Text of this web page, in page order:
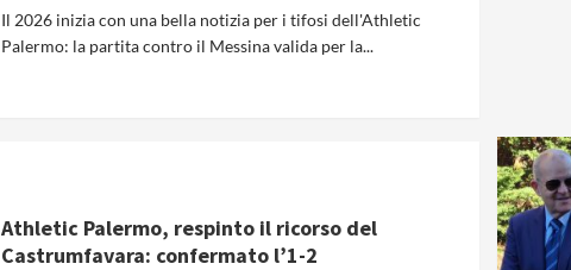
Il 2026 inizia con una bella notizia per i tifosi dell'Athletic
Palermo: la partita contro il Messina valida per la...
Athletic Palermo, respinto il ricorso del
Castrumfavara: confermato l’1-2